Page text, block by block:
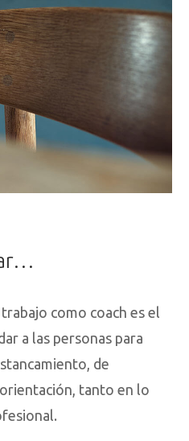
como coach es el
a las personas para
de
tanto en lo